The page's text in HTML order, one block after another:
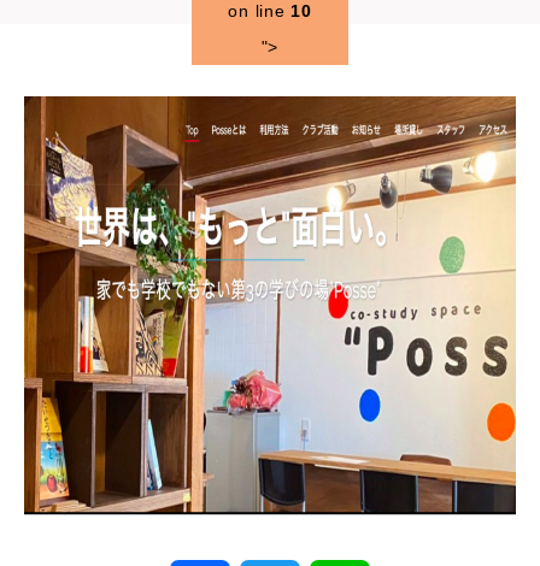
on line 10
">